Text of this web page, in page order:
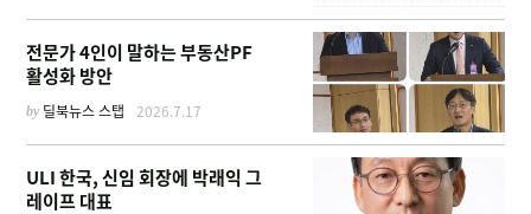
전문가 4인이 말하는 부동산PF
활성화 방안
by 딜북뉴스 스탭 2026.7.17
ULI 한국, 신임 회장에 박래익 그
레이프 대표